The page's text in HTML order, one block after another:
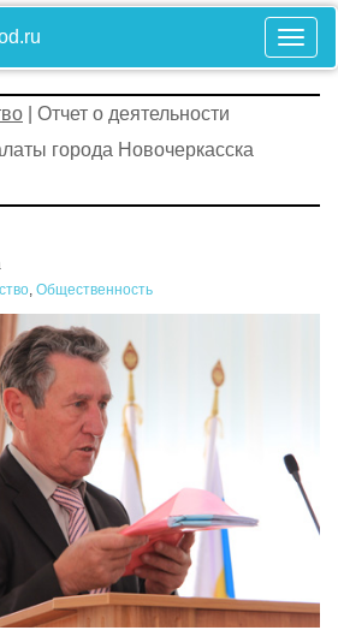
| Отчет о деятельности
города Новочеркасска
, Общественность